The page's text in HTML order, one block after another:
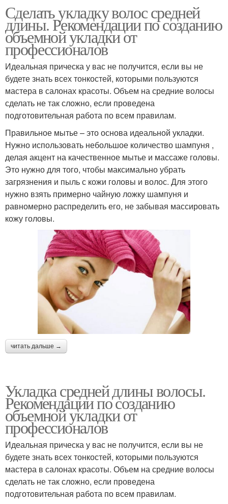
Сделать укладку волос средней
длины. Рекомендации по созданию
объемной укладки от
профессионалов
Идеальная прическа у вас не получится, если вы не
будете знать всех тонкостей, которыми пользуются
мастера в салонах красоты. Объем на средние волосы
сделать не так сложно, если проведена
подготовительная работа по всем правилам.
Правильное мытье – это основа идеальной укладки.
Нужно использовать небольшое количество шампуня ,
делая акцент на качественное мытье и массаже головы.
Это нужно для того, чтобы максимально убрать
загрязнения и пыль с кожи головы и волос. Для этого
нужно взять примерно чайную ложку шампуня и
равномерно распределить его, не забывая массировать
кожу головы.
читать дальше →
Укладка средней длины волосы.
Рекомендации по созданию
объемной укладки от
профессионалов
Идеальная прическа у вас не получится, если вы не
будете знать всех тонкостей, которыми пользуются
мастера в салонах красоты. Объем на средние волосы
сделать не так сложно, если проведена
подготовительная работа по всем правилам.